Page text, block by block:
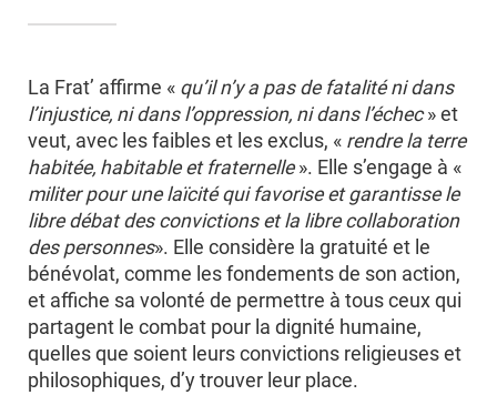
La Frat’ affirme « qu’il n’y a pas de fatalité ni dans
l’injustice, ni dans l’oppression, ni dans l’échec» et
veut, avec les faibles et les exclus, « rendre la terre
habitée, habitable et fraternelle». Elle s’engage à «
militer pour une laïcité qui favorise et garantisse le
libre débat des convictions et la libre collaboration
des personnes». Elle considère la gratuité et le
bénévolat, comme les fondements de son action,
et affiche sa volonté de permettre à tous ceux qui
partagent le combat pour la dignité humaine,
quelles que soient leurs convictions religieuses et
philosophiques, d’y trouver leur place.